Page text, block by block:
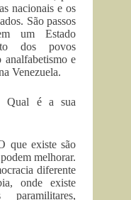
nacionais e os
São passos
um Estado
dos povos
analfabetismo e
Venezuela.
Qual é a sua
que existe são
melhorar.
diferente
onde existe